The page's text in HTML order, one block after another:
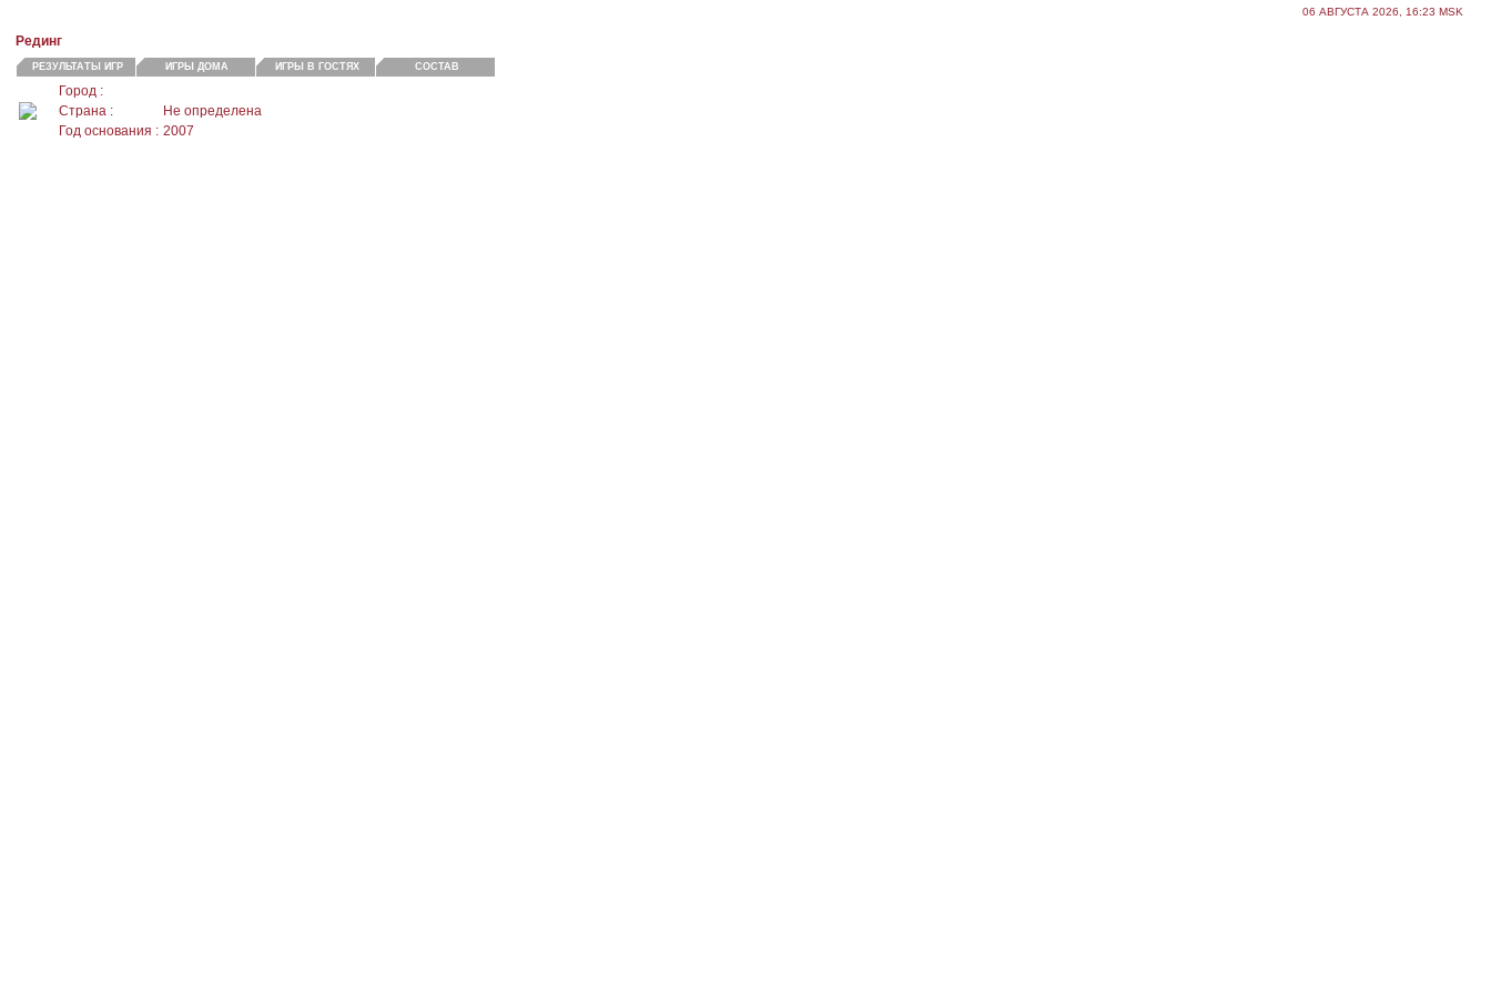
06 АВГУСТА 2026, 16:23 MSK
Рединг
РЕЗУЛЬТАТЫ ИГР ИГРЫ ДОМА ИГРЫ В ГОСТЯХ СОСТАВ
Город :
Страна :
Не определена
Год основания : 2007